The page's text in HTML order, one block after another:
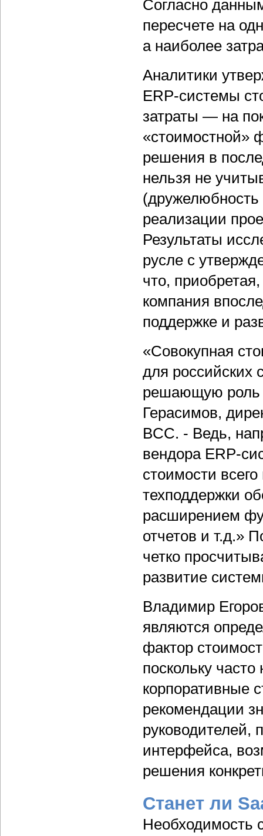
Согласно
пересчете на
а наиболее
Аналитики
ERP-системы
затраты — на
«стоимостной»
решения в
нельзя не
(дружелюбность
реализации
Результаты
русле с
что,
компания
поддержке и
«Совокупная
для российских
решающую роль
Герасимов,
BCC. - Ведь,
вендора ERP-
стоимости
техподдержки
расширением
отчетов и т.д.»
четко
развитие
Владимир
являются
фактор
поскольку
корпоративные
рекомендации
руководителей,
интерфейса,
решения
Станет ли
Необходимость